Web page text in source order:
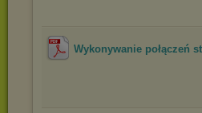
Wykonywanie połączeń